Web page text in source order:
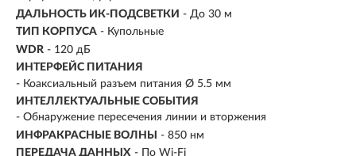
ДАЛЬНОСТЬ ИК-ПОДСВЕТКИ - До 30 м
ТИП КОРПУСА - Купольные
WDR - 120 дБ
ИНТЕРФЕЙС ПИТАНИЯ
- Коаксиальный разъем питания Ø 5.5 мм
ИНТЕЛЛЕКТУАЛЬНЫЕ СОБЫТИЯ
- Обнаружение пересечения линии и вторжения
ИНФРАКРАСНЫЕ ВОЛНЫ
- 850 нм
ПЕРЕДАЧА ДАННЫХ - По Wi-Fi